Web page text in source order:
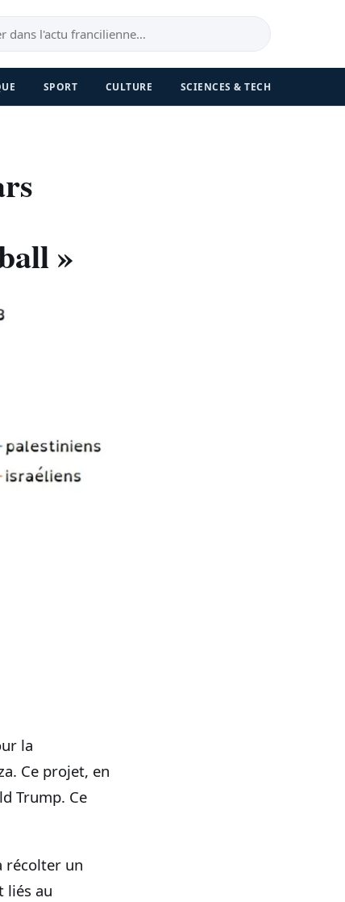
SPORT CULTURE SCIENCES & TECH
»
la
Ce projet, en
Trump. Ce
récolter un
liés au